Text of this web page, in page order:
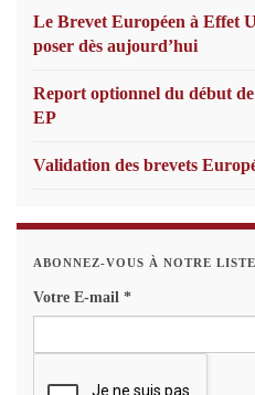
Le Brevet Européen à Effet
poser dès aujourd’hui
Report optionnel du début de
EP
Validation des brevets
ABONNEZ-VOUS À NOTRE
Votre E-mail *